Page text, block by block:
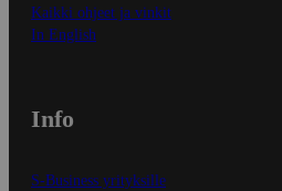
Kaikki ohjeet ja vinkit
In English
Info
S-Business yrityksille